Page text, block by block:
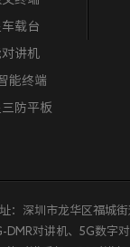
载台
讲机
能终端
防平板
：深圳市龙华区福城
对讲机、5G数